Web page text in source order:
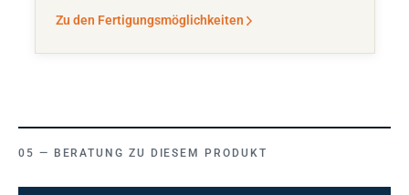
Zu den Fertigungsmöglichkeiten
BERATUNG ZU DIESEM PRODUKT